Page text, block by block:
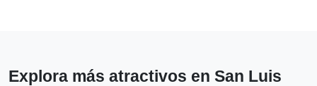
Explora más atractivos en San Luis